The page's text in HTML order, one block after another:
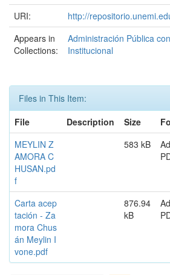
URI:
http://
Appears in
Collections:
Administración Pública
Institucional
Files in This Item:
File
Description Size
MEYLIN Z
AMORA C
HUSAN.pd
f
583 kB
Carta acep
tación - Za
mora Chus
án Meylin I
vone.pdf
876.94
kB